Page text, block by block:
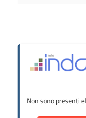
Non sono presenti